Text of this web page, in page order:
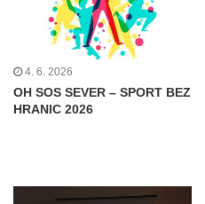
4. 6. 2026
OH SOS SEVER – SPORT BEZ
HRANIC 2026